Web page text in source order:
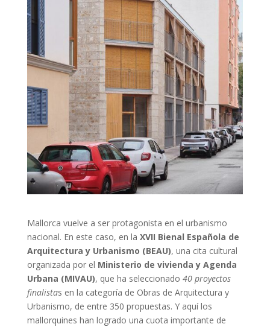
Mallorca vuelve a ser protagonista en el urbanismo
nacional. En este caso, en la XVII Bienal Española de
Arquitectura y Urbanismo (BEAU), una cita cultural
organizada por el Ministerio de vivienda y Agenda
Urbana (MIVAU), que ha seleccionado 40 proyectos
finalistas en la categoría de Obras de Arquitectura y
Urbanismo, de entre 350 propuestas. Y aquí los
mallorquines han logrado una cuota importante de